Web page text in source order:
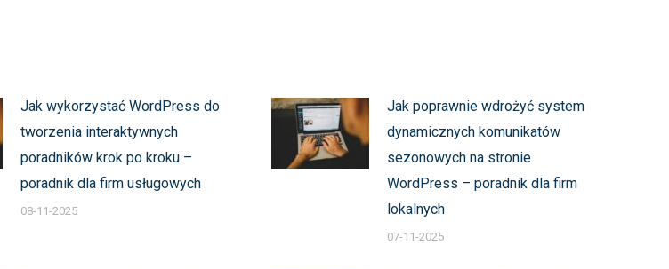
Jak wykorzystać WordPress do
tworzenia interaktywnych
poradników krok po kroku –
poradnik dla firm usługowych
08-11-2025
Jak poprawnie wdrożyć system
dynamicznych komunikatów
sezonowych na stronie
WordPress – poradnik dla firm
lokalnych
07-11-2025